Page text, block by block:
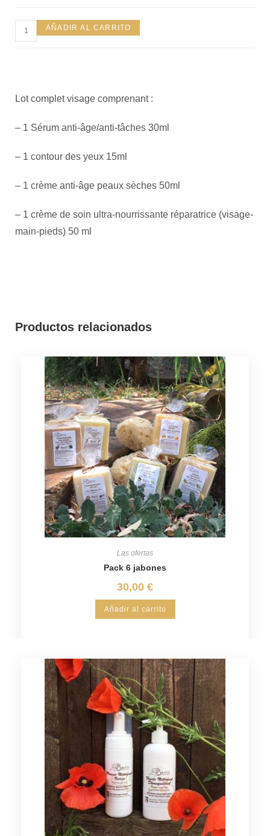
AÑADIR AL CARRITO
Lot complet visage comprenant :
– 1 Sérum anti-âge/anti-tâches 30ml
– 1 contour des yeux 15ml
– 1 crème anti-âge peaux sèches 50ml
– 1 crème de soin ultra-nourrissante réparatrice (visage-
main-pieds) 50 ml
Productos relacionados
Las ofertas
Pack 6 jabones
30,00 €
Añadir al carrito